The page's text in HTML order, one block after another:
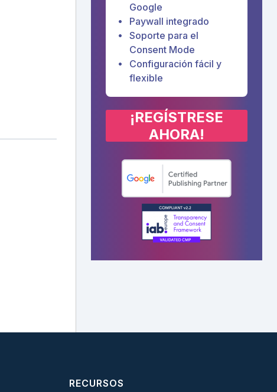
Google
Paywall integrado
Soporte para el
Consent Mode
Configuración fácil y
flexible
¡REGÍSTRESE
AHORA!
RECURSOS